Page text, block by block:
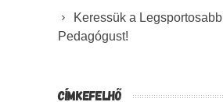
Keressük a Legsportosabb
Pedagógust!
CÍMKEFELHŐ